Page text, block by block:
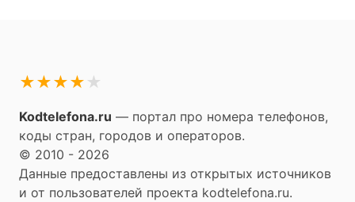
★
★
★
★
★
Kodtelefona.ru — портал про номера телефонов,
коды стран, городов и операторов.
© 2010 - 2026
Данные предоставлены из открытых источников
и от пользователей проекта kodtelefona.ru.